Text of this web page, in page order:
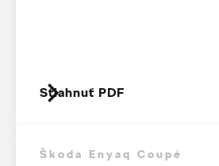
Stiahnuť PDF
Škoda Enyaq Coupé